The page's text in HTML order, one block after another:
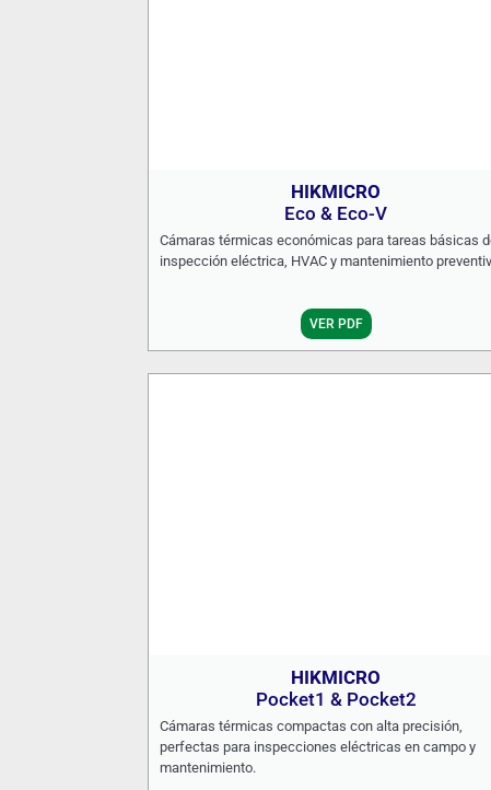
HIKMICRO
Eco & Eco-V
Cámaras térmicas económicas para tareas básicas
inspección eléctrica, HVAC y mantenimiento
VER PDF
HIKMICRO
Pocket1 & Pocket2
Cámaras térmicas compactas con alta precisión,
perfectas para inspecciones eléctricas en campo y
mantenimiento.